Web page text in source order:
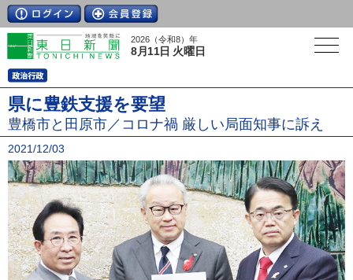
2026（令和8）年
8月11日 火曜日
県に豊鉄支援を要望
豊橋市と田原市／コロナ禍 厳しい局面知事に訴え
2021/12/03